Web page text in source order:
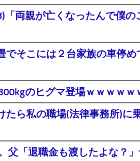
「両親が亡くなったんで僕
でそこには２台家族の車停
のヒグマ登場ｗｗｗｗ
たら私の職場(法律事務所)
父「退職金も渡したよな？